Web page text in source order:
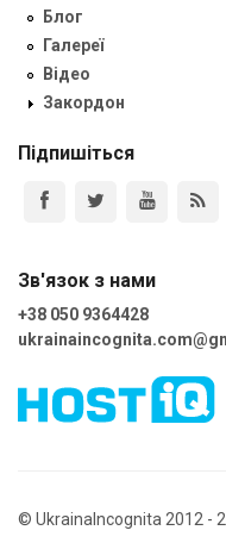
Блог
Галереї
Відео
Закордон
Підпишіться
Зв'язок з нами
+38 050 9364428
© UkrainaIncognita 2012 -